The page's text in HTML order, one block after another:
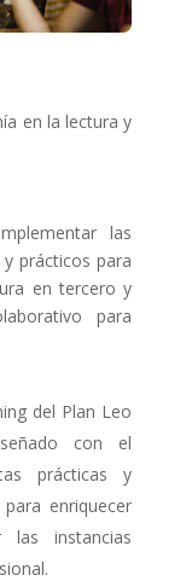
en la lectura y
las
prácticos para
en tercero y
para
del Plan Leo
con el
prácticas y
enriquecer
instancias